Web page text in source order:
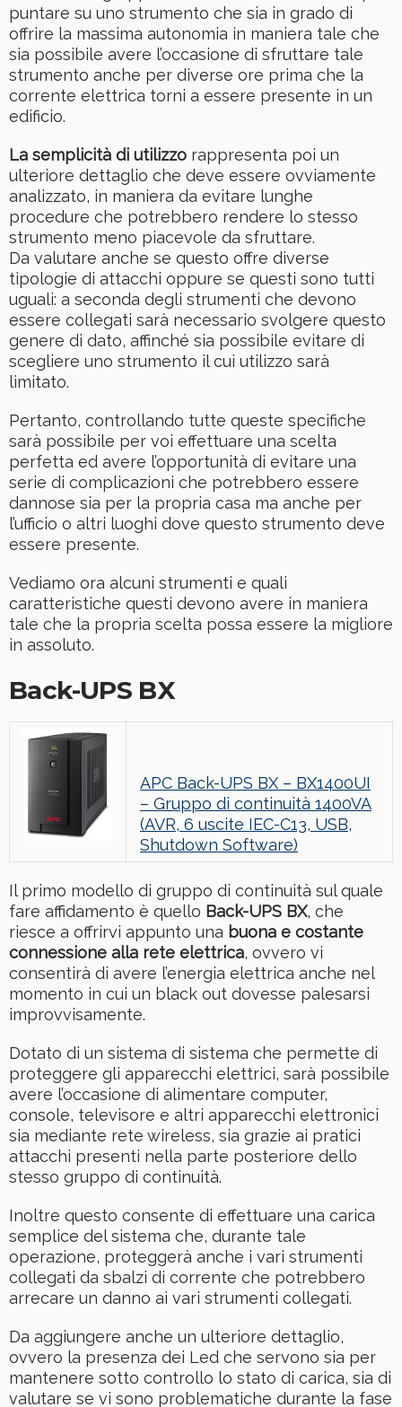
puntare su uno strumento che sia in grado di
offrire la massima autonomia in maniera tale che
sia possibile avere l’occasione di sfruttare tale
strumento anche per diverse ore prima che la
corrente elettrica torni a essere presente in un
edificio.
La semplicità di utilizzo rappresenta poi un
ulteriore dettaglio che deve essere ovviamente
analizzato, in maniera da evitare lunghe
procedure che potrebbero rendere lo stesso
strumento meno piacevole da sfruttare.
Da valutare anche se questo offre diverse
tipologie di attacchi oppure se questi sono tutti
uguali: a seconda degli strumenti che devono
essere collegati sarà necessario svolgere questo
genere di dato, affinché sia possibile evitare di
scegliere uno strumento il cui utilizzo sarà
limitato.
Pertanto, controllando tutte queste specifiche
sarà possibile per voi effettuare una scelta
perfetta ed avere l’opportunità di evitare una
serie di complicazioni che potrebbero essere
dannose sia per la propria casa ma anche per
l’ufficio o altri luoghi dove questo strumento deve
essere presente.
Vediamo ora alcuni strumenti e quali
caratteristiche questi devono avere in maniera
tale che la propria scelta possa essere la migliore
in assoluto.
Back-UPS BX
APC Back-UPS BX – BX1400UI
– Gruppo di continuità 1400VA
(AVR, 6 uscite IEC-C13, USB,
Shutdown Software)
Il primo modello di gruppo di continuità sul quale
fare affidamento è quello Back-UPS BX, che
riesce a offrirvi appunto una buona e costante
connessione alla rete elettrica, ovvero vi
consentirà di avere l’energia elettrica anche nel
momento in cui un black out dovesse palesarsi
improvvisamente.
Dotato di un sistema di sistema che permette di
proteggere gli apparecchi elettrici, sarà possibile
avere l’occasione di alimentare computer,
console, televisore e altri apparecchi elettronici
sia mediante rete wireless, sia grazie ai pratici
attacchi presenti nella parte posteriore dello
stesso gruppo di continuità.
Inoltre questo consente di effettuare una carica
semplice del sistema che, durante tale
operazione, proteggerà anche i vari strumenti
collegati da sbalzi di corrente che potrebbero
arrecare un danno ai vari strumenti collegati.
Da aggiungere anche un ulteriore dettaglio,
ovvero la presenza dei Led che servono sia per
mantenere sotto controllo lo stato di carica, sia di
valutare se vi sono problematiche durante la fase